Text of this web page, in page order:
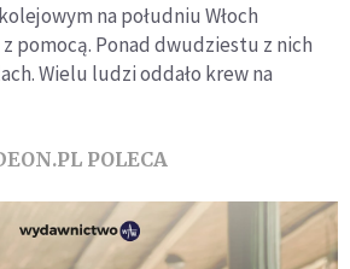
na południu Włoch
pomocą. Ponad dwudziestu z nich
Wielu ludzi oddało krew na
POLECA